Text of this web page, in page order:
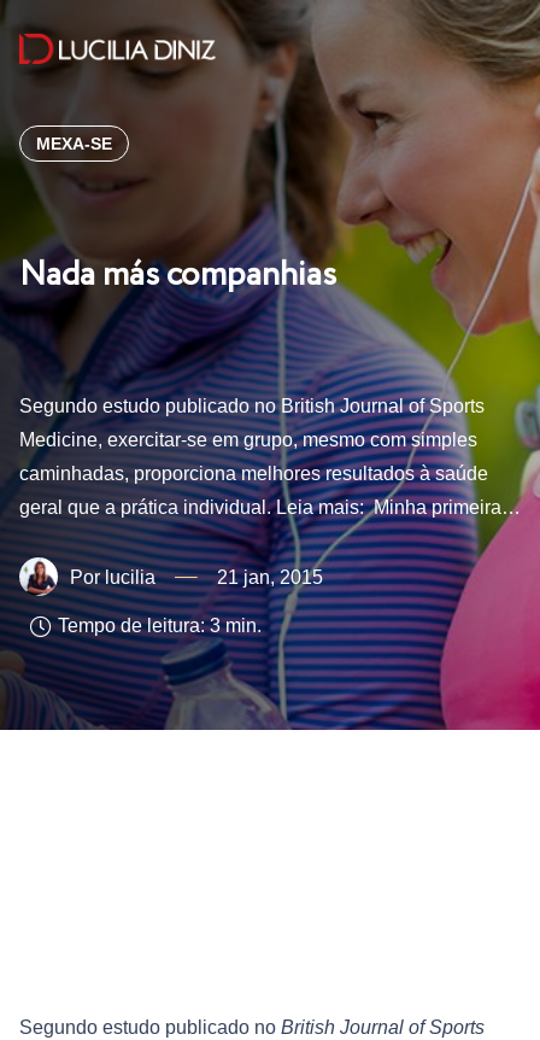
MEXA-SE
Nada más companhias
Segundo estudo publicado no British Journal of Sports
Medicine, exercitar-se em grupo, mesmo com simples
caminhadas, proporciona melhores resultados à saúde
geral que a prática individual. Leia mais: Minha primeira…
lucilia 21 jan, 2015
Tempo de leitura: 3 min.
Segundo estudo publicado no British Journal of Sports